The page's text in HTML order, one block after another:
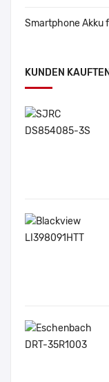
Smartphone Akku
KUNDEN